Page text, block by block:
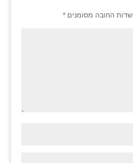
שדות החובה מסומנים *